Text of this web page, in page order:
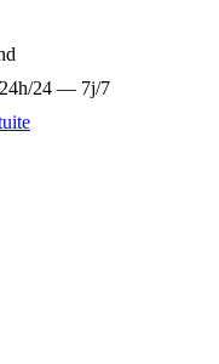
24 — 7j/7